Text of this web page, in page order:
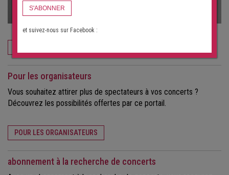
Pour les organisateurs
Vous souhaitez attirer plus de spectateurs à vos concerts ?
Découvrez les possibilités offertes par ce portail.
POUR LES ORGANISATEURS
abonnement à la recherche de concerts
S'ABONNER
et suivez-nous sur Facebook :